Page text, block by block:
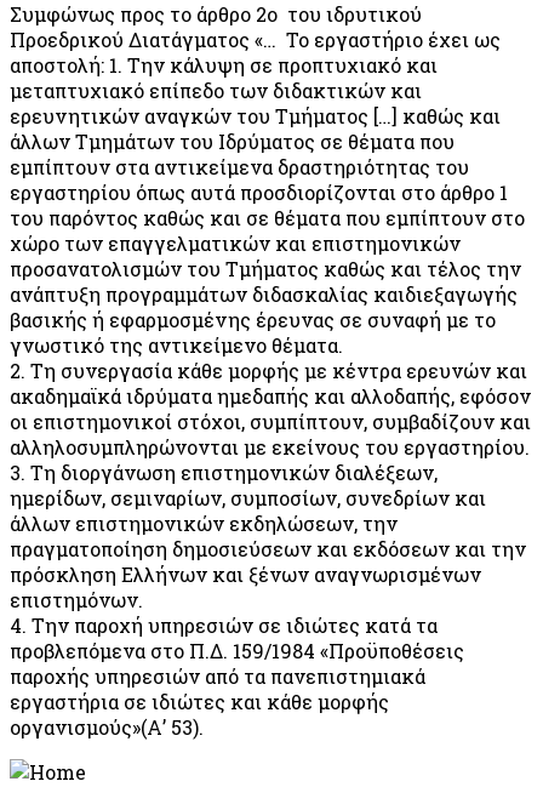
Συμφώνως προς το άρθρο 2o του ιδρυτικού
Προεδρικού Διατάγματος «… Το εργαστήριο έχει ως
αποστολή: 1. Την κάλυψη σε προπτυχιακό και
μεταπτυχιακό επίπεδο των διδακτικών και
ερευνητικών αναγκών του Τμήματος […] καθώς και
άλλων Τμημάτων του Ιδρύματος σε θέματα που
εμπίπτουν στα αντικείμενα δραστηριότητας του
εργαστηρίου όπως αυτά προσδιορίζονται στο άρθρο 1
του παρόντος καθώς και σε θέματα που εμπίπτουν στο
χώρο των επαγγελματικών και επιστημονικών
προσανατολισμών του Τμήματος καθώς και τέλος την
ανάπτυξη προγραμμάτων διδασκαλίας καιδιεξαγωγής
βασικής ή εφαρμοσμένης έρευνας σε συναφή με το
γνωστικό της αντικείμενο θέματα.
2. Τη συνεργασία κάθε μορφής με κέντρα ερευνών και
ακαδημαϊκά ιδρύματα ημεδαπής και αλλοδαπής, εφόσον
οι επιστημονικοί στόχοι, συμπίπτουν, συμβαδίζουν και
αλληλοσυμπληρώνονται με εκείνους του εργαστηρίου.
3. Τη διοργάνωση επιστημονικών διαλέξεων,
ημερίδων, σεμιναρίων, συμποσίων, συνεδρίων και
άλλων επιστημονικών εκδηλώσεων, την
πραγματοποίηση δημοσιεύσεων και εκδόσεων και την
πρόσκληση Ελλήνων και ξένων αναγνωρισμένων
επιστημόνων.
4. Την παροχή υπηρεσιών σε ιδιώτες κατά τα
προβλεπόμενα στο Π.Δ. 159/1984 «Προϋποθέσεις
παροχής υπηρεσιών από τα πανεπιστημιακά
εργαστήρια σε ιδιώτες και κάθε μορφής
οργανισμούς»(Α’ 53).